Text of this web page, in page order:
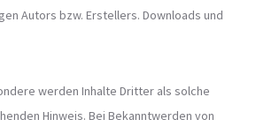
Autors bzw. Erstellers. Downloads und
werden Inhalte Dritter als solche
Hinweis. Bei Bekanntwerden von